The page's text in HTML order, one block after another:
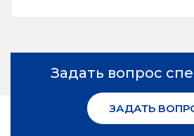
Задать вопрос
ЗАДАТЬ